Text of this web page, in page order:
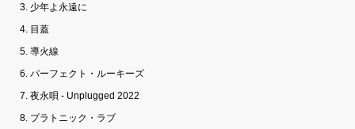
3. 少年よ永遠に
4. 目蓋
5. 導火線
6. パーフェクト・ルーキーズ
7. 夜永唄 - Unplugged 2022
8. プラトニック・ラブ